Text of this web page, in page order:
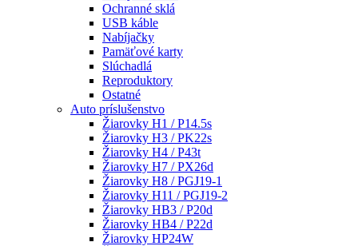
Ochranné sklá
USB káble
Nabíjačky
Pamäťové karty
Slúchadlá
Reproduktory
Ostatné
Auto príslušenstvo
Žiarovky H1 / P14.5s
Žiarovky H3 / PK22s
Žiarovky H4 / P43t
Žiarovky H7 / PX26d
Žiarovky H8 / PGJ19-1
Žiarovky H11 / PGJ19-2
Žiarovky HB3 / P20d
Žiarovky HB4 / P22d
Žiarovky HP24W